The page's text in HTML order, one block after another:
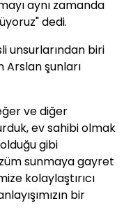
aynı zamanda
dedi.
unsurlarından biri
şunları
ve diğer
ev sahibi olmak
gibi
sunmaya gayret
kolaylaştırıcı
bir